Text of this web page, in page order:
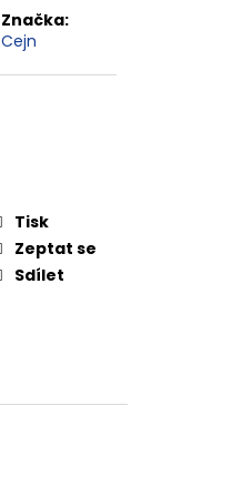
Značka:
Cejn
Tisk
Zeptat se
Sdílet